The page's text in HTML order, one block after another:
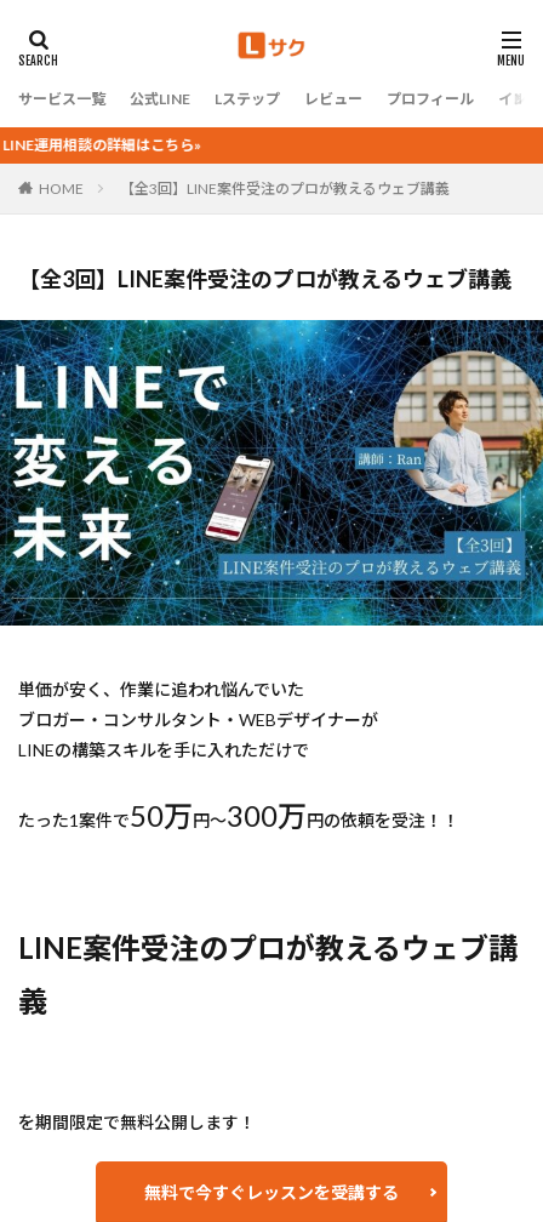
サービス一覧 公式LINE Lステップ レビュー プロフィール イン
談の詳細はこちら»
HOME 【全3回】LINE案件受注のプロが教えるウェブ講義
【全3回】LINE案件受注のプロが教えるウェブ講義
単価が安く、作業に追われ悩んでいた
ブロガー・コンサルタント・WEBデザイナーが
LINEの構築スキルを手に入れただけで
たった1案件で50万円～300万円の依頼を受注！！
LINE案件受注のプロが教えるウェブ講
義
を期間限定で無料公開します！
無料で今すぐレッスンを受講する
タグ
リッチビデオメッセージ
リッチメッセージ
個別トーク
テスト配信 分析
友だち情報欄
友だち集め
回答フォーム 基本設定
小ネタ
流入経路分析
テンプレート タグ
L-ma
アンケート
LINE公式アカウント
Lステップ
URLクリック測定
あいさつメッセージ
アカウント開設
アクション管理
カルーセル
セグメント配信
クロス分析
クーポン
サービス
シナリオ配信
ショップカード
スコアリング
ステップ配信 自動応答